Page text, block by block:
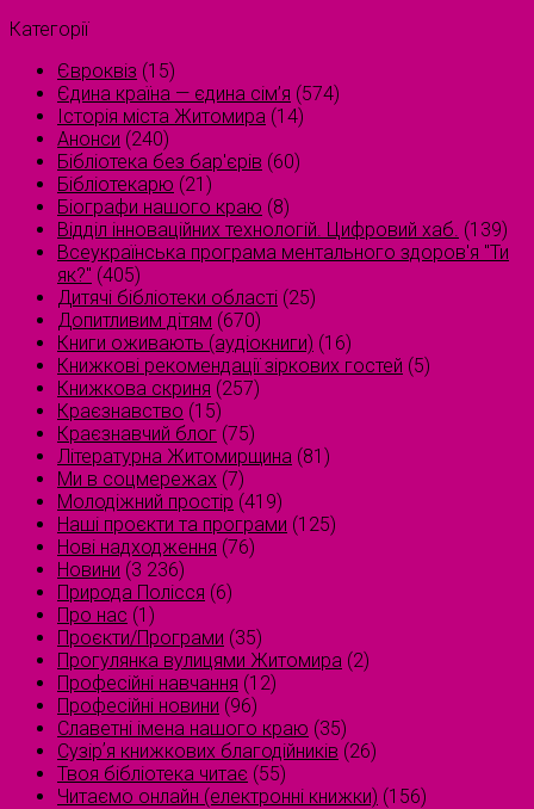
Категорії
Євроквіз (15)
Єдина країна — єдина сім’я (574)
Історія міста Житомира (14)
Анонси (240)
Бібліотека без бар'єрів (60)
Бібліотекарю (21)
Біографи нашого краю (8)
Відділ інноваційних технологій. Цифровий хаб. (139)
Всеукраїнська програма ментального здоров'я "Ти
як?" (405)
Дитячі бібліотеки області (25)
Допитливим дітям (670)
Книги оживають (аудіокниги) (16)
Книжкові рекомендації зіркових гостей (5)
Книжкова скриня (257)
Краєзнавство (15)
Краєзнавчий блог (75)
Літературна Житомирщина (81)
Ми в соцмережах (7)
Молодіжний простір (419)
Наші проєкти та програми (125)
Нові надходження (76)
Новини (3 236)
Природа Полісся (6)
Про нас (1)
Проєкти/Програми (35)
Прогулянка вулицями Житомира (2)
Професійні навчання (12)
Професійні новини (96)
Славетні імена нашого краю (35)
Сузірʼя книжкових благодійників (26)
Твоя бібліотека читає (55)
Читаємо онлайн (електронні книжки) (156)